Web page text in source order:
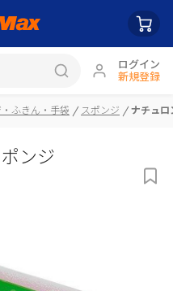
ログイン
新規登録
ふきん・手袋 スポンジ ナチュロ
ンジ